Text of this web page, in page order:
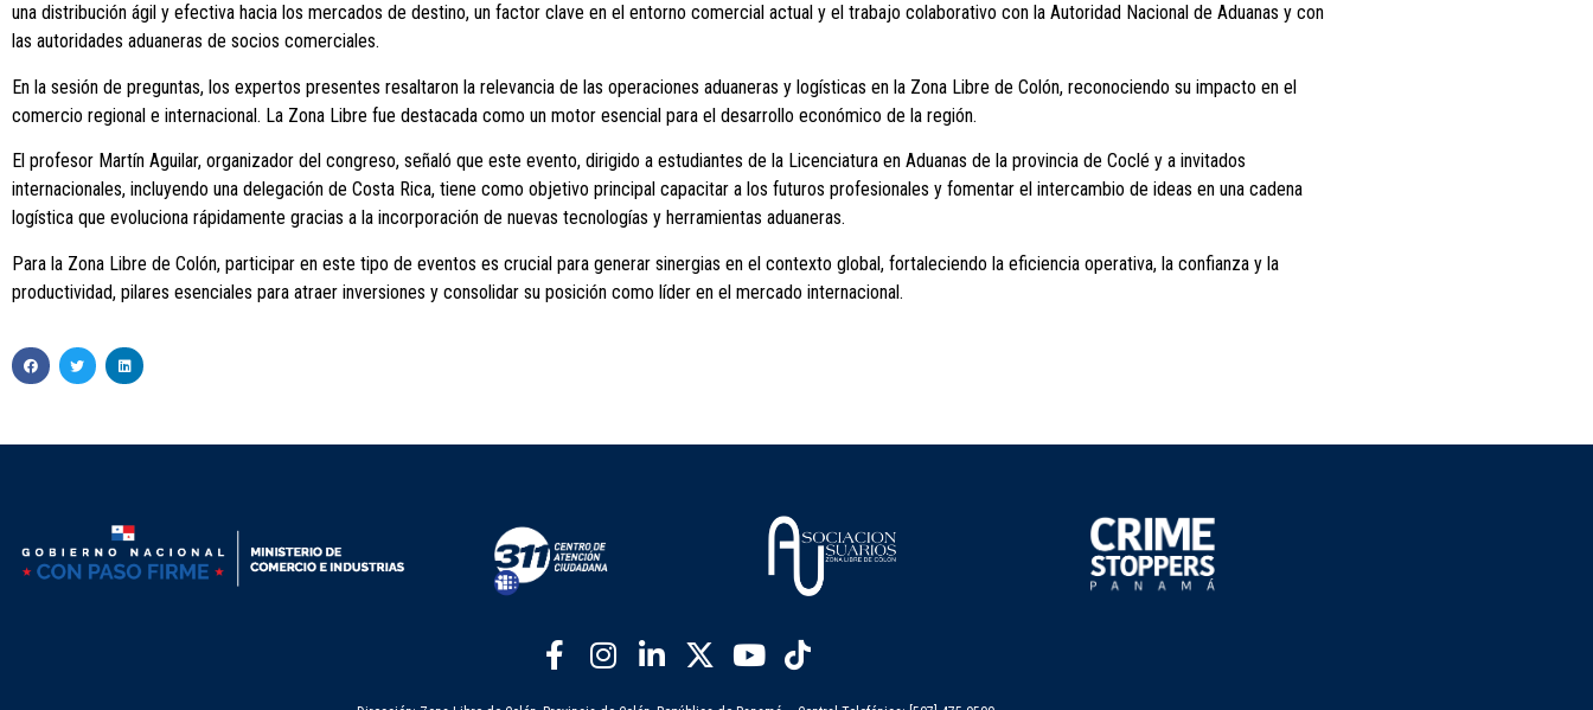
una distribución ágil y efectiva hacia los mercados de destino, un factor clave en el entorno comercial actual y el trabajo colaborativo con la Autoridad Nacional de Aduanas y con
las autoridades aduaneras de socios comerciales.
En la sesión de preguntas, los expertos presentes resaltaron la relevancia de las operaciones aduaneras y logísticas en la Zona Libre de Colón, reconociendo su impacto en el
comercio regional e internacional. La Zona Libre fue destacada como un motor esencial para el desarrollo económico de la región.
El profesor Martín Aguilar, organizador del congreso, señaló que este evento, dirigido a estudiantes de la Licenciatura en Aduanas de la provincia de Coclé y a invitados
internacionales, incluyendo una delegación de Costa Rica, tiene como objetivo principal capacitar a los futuros profesionales y fomentar el intercambio de ideas en una cadena
logística que evoluciona rápidamente gracias a la incorporación de nuevas tecnologías y herramientas aduaneras.
Para la Zona Libre de Colón, participar en este tipo de eventos es crucial para generar sinergias en el contexto global, fortaleciendo la eficiencia operativa, la confianza y la
productividad, pilares esenciales para atraer inversiones y consolidar su posición como líder en el mercado internacional.